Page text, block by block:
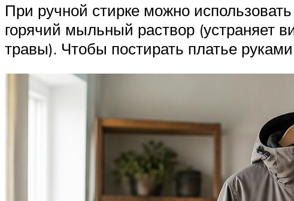
При ручной стирке можно
горячий мыльный раствор (устраняет
травы). Чтобы постирать платье